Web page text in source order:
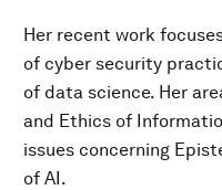
Her recent work
of cyber security
of data science. Her
and Ethics of
issues concerning
of AI.